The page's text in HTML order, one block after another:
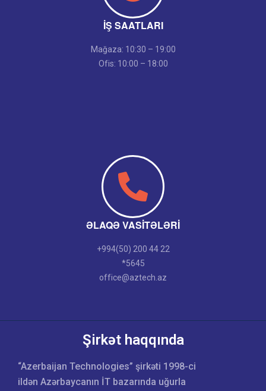
İŞ SAATLARI
Mağaza: 10:30 – 19:00
Ofis: 10:00 – 18:00
ƏLAQƏ VASITƏLƏRI
+994(50) 200 44 22
*5645
office@aztech.az
Şirkət haqqında
“Azerbaijan Technologies” şirkəti 1998-ci
ildən Azərbaycanın İT bazarında uğurla